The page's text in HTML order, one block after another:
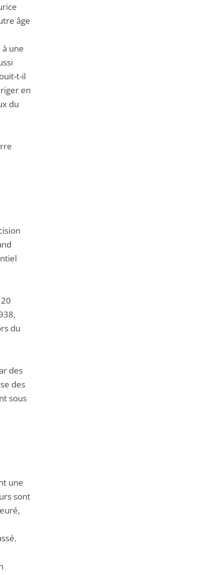
âge
à une
t-il
en
du
du
des
des
sous
une
sont